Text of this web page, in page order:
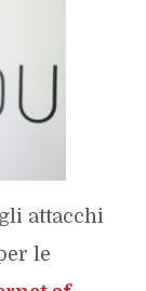
attacchi
le